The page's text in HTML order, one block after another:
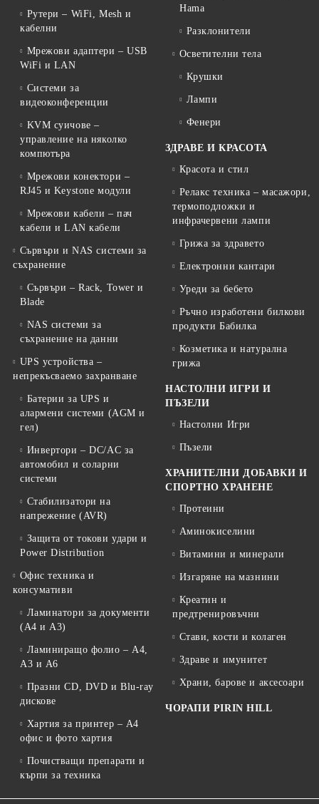
Рутери – WiFi, Mesh и
кабелни
Мрежови адаптери – USB
WiFi и LAN
Системи за
видеоконференции
KVM суичове –
управление на няколко
компютъра
Мрежови конектори –
RJ45 и Keystone модули
Мрежови кабели – пач
кабели и LAN кабели
Сървъри и NAS системи за
съхранение
Сървъри – Rack, Tower и
Blade
NAS системи за
съхранение на данни
UPS устройства –
непрекъсваемо захранване
Батерии за UPS и
алармени системи (AGM и
гел)
Инвертори – DC/AC за
автомобил и соларни
системи
Стабилизатори на
напрежение (AVR)
Защита от токови удари и
Power Distribution
Офис техника и
консумативи
Ламинатори за документи
(A4 и A3)
Ламиниращо фолио – A4,
A3 и A6
Празни CD, DVD и Blu-ray
дискове
Хартия за принтер – A4
офис и фото хартия
Почистващи препарати и
кърпи за техника
Hama
Разклонители
Осветителни тела
Крушки
Лампи
Фенери
ЗДРАВЕ И КРАСОТА
Красота и стил
Релакс техника – масажори,
термоподложки и
инфрачервени лампи
Грижа за здравето
Електронни кантари
Уреди за бебето
Ръчно изработени билкови
продукти Бабилка
Козметика и натурална
грижа
НАСТОЛНИ ИГРИ И
ПЪЗЕЛИ
Настолни Игри
Пъзели
ХРАНИТЕЛНИ ДОБАВКИ И
СПОРТНО ХРАНЕНЕ
Протеини
Аминокиселини
Витамини и минерали
Изгаряне на мазнини
Креатин и
предтренировъчни
Стави, кости и колаген
Здраве и имунитет
Храни, барове и аксесоари
ЧОРАПИ PIRIN HILL